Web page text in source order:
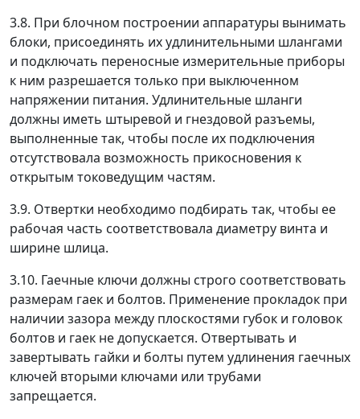
3.8. При блочном построении аппаратуры вынимать
блоки, присоединять их удлинительными шлангами
и подключать переносные измерительные приборы
к ним разрешается только при выключенном
напряжении питания. Удлинительные шланги
должны иметь штыревой и гнездовой разъемы,
выполненные так, чтобы после их подключения
отсутствовала возможность прикосновения к
открытым токоведущим частям.
3.9. Отвертки необходимо подбирать так, чтобы ее
рабочая часть соответствовала диаметру винта и
ширине шлица.
3.10. Гаечные ключи должны строго соответствовать
размерам гаек и болтов. Применение прокладок при
наличии зазора между плоскостями губок и головок
болтов и гаек не допускается. Отвертывать и
завертывать гайки и болты путем удлинения гаечных
ключей вторыми ключами или трубами
запрещается.